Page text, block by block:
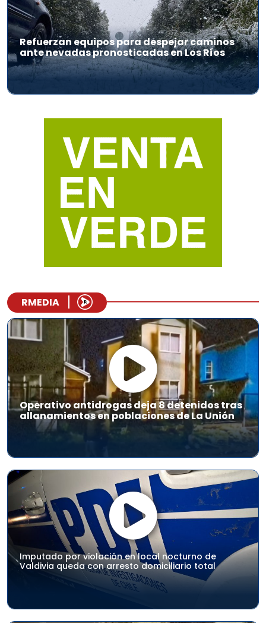
Refuerzan equipos para despejar caminos
ante nevadas pronosticadas en Los Ríos
RMEDIA
Operativo antidrogas deja 8 detenidos tras
allanamientos en poblaciones de La Unión
Imputado por violación en local nocturno de
Valdivia queda con arresto domiciliario total